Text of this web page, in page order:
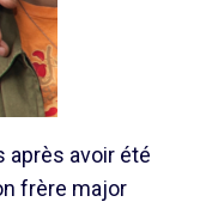
après avoir été
frère major